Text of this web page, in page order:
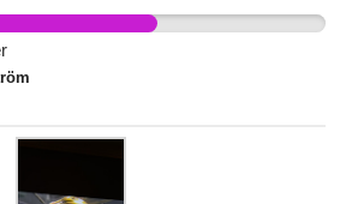
vad vi äter. Detta påverkar
människor negativt. Men
INTE detta? 1) NTG-grödor är
egen arvsmassa. 2) Det